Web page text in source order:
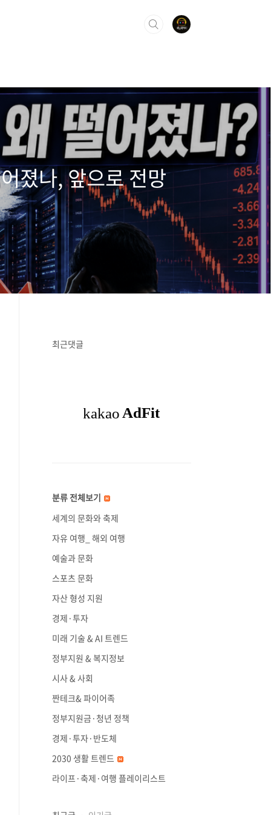
졌나, 앞으로 전망
최근댓글
분류 전체보기
세계의 문화와 축제
자유 여행_ 해외 여행
예술과 문화
스포츠 문화
자산 형성 지원
경제·투자
미래 기술 & AI 트렌드
정부지원 & 복지정보
시사 & 사회
짠테크& 파이어족
정부지원금·청년 정책
경제·투자·반도체
2030 생활 트렌드
라이프·축제·여행 플레이리스트